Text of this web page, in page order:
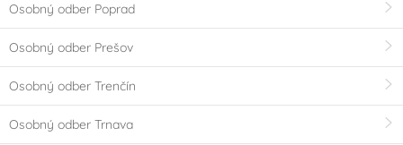
Osobný odber Poprad
Osobný odber Prešov
Osobný odber Trenčín
Osobný odber Trnava